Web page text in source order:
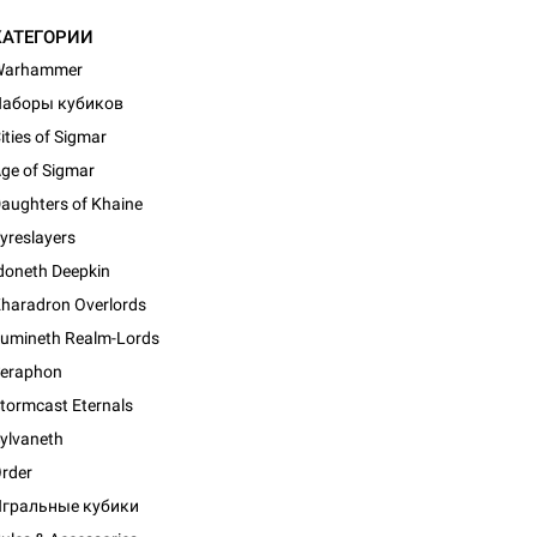
кубиков
of Sigmar
of Sigmar
of Khaine
Deepkin
Overlords
Realm-Lords
Eternals
кубики